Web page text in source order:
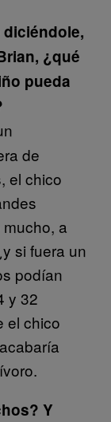
¿qué
pueda
de
el chico
a
si fuera un
podían
y 32
el chico
Y